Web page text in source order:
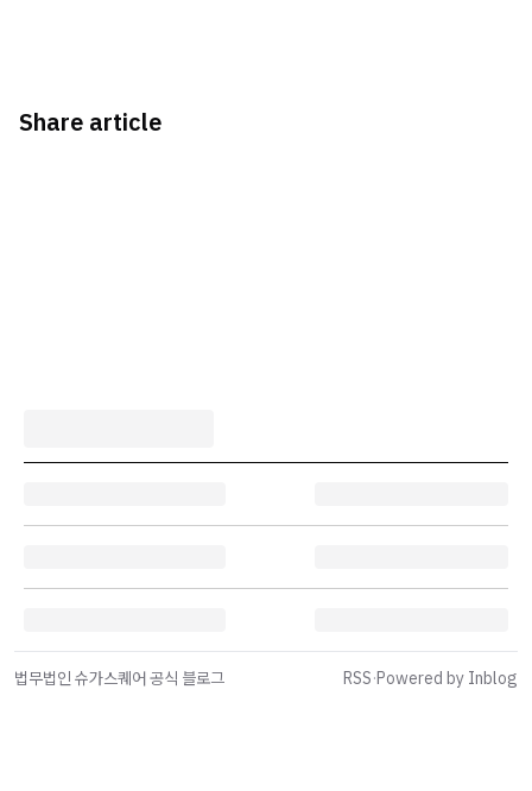
Share article
법무법인 슈가스퀘어 공식 블로그 RSS·Powered by Inblog